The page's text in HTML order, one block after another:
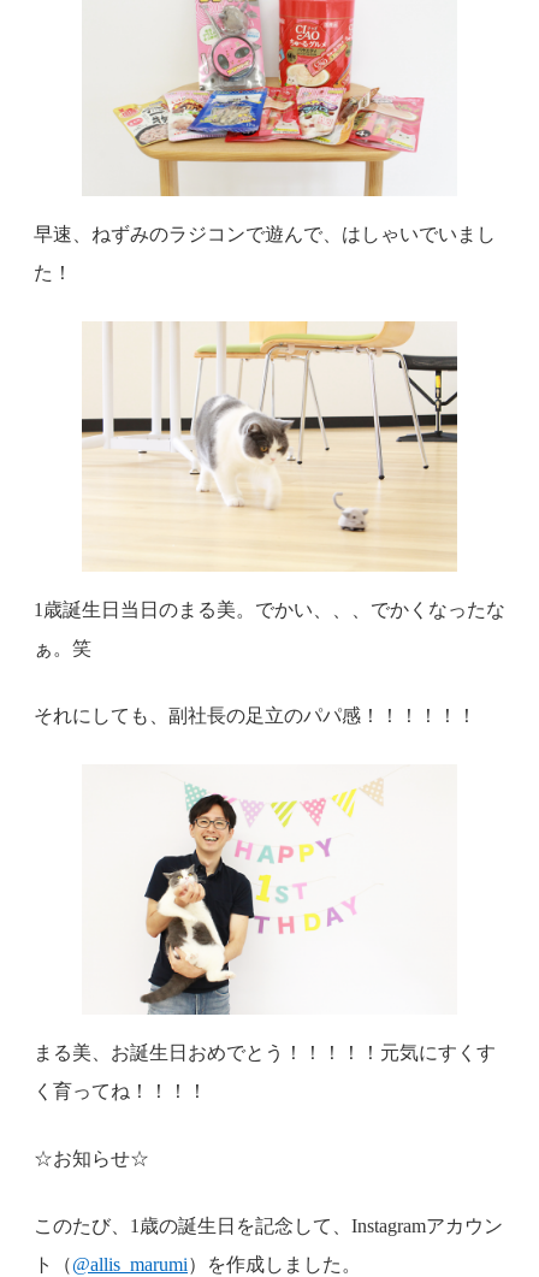
早速、ねずみのラジコンで遊んで、はしゃいでいまし
た！
1歳誕生日当日のまる美。でかい、、、でかくなったな
ぁ。笑
それにしても、副社長の足立のパパ感！！！！！！
まる美、お誕生日おめでとう！！！！！元気にすくす
く育ってね！！！！
☆お知らせ☆
このたび、1歳の誕生日を記念して、Instagramアカウン
ト（@allis_marumi）を作成しました。